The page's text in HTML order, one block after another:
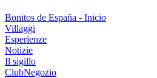
Bonitos de España - Inicio
Villaggi
Esperienze
Notizie
Il sigillo
ClubNegozio